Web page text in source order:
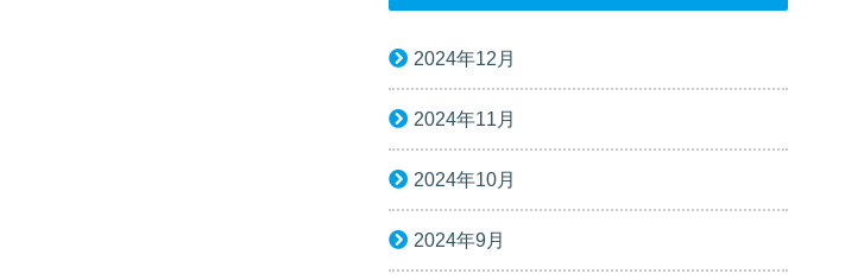
2024年12月
2024年11月
2024年10月
2024年9月